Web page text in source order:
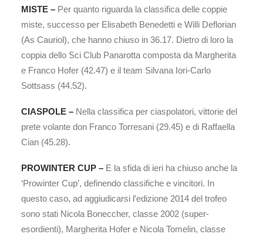
MISTE – Per quanto riguarda la classifica delle coppie
miste, successo per Elisabeth Benedetti e Willi Deflorian
(As Cauriol), che hanno chiuso in 36.17. Dietro di loro la
coppia dello Sci Club Panarotta composta da Margherita
e Franco Hofer (42.47) e il team Silvana Iori-Carlo
Sottsass (44.52).
CIASPOLE – Nella classifica per ciaspolatori, vittorie del
prete volante don Franco Torresani (29.45) e di Raffaella
Cian (45.28).
PROWINTER CUP – E la sfida di ieri ha chiuso anche la
‘Prowinter Cup’, definendo classifiche e vincitori. In
questo caso, ad aggiudicarsi l’edizione 2014 del trofeo
sono stati Nicola Boneccher, classe 2002 (super-
esordienti), Margherita Hofer e Nicola Tomelin, classe